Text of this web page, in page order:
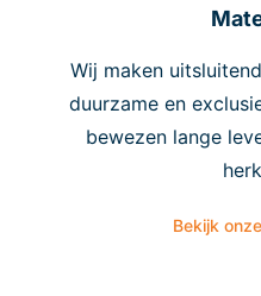
Wij maken
duurzame en
bewezen lange
Bekijk